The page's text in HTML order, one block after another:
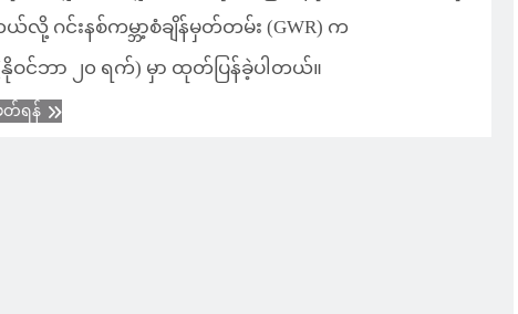
ဂင်းနစ်ကမ္ဘာ့စံချိန်မှတ်တမ်း (GWR) က
(နိုဝင်ဘာ ၂၀ ရက်) မှာ ထုတ်ပြန်ခဲ့ပါတယ်။
တ်ရန်